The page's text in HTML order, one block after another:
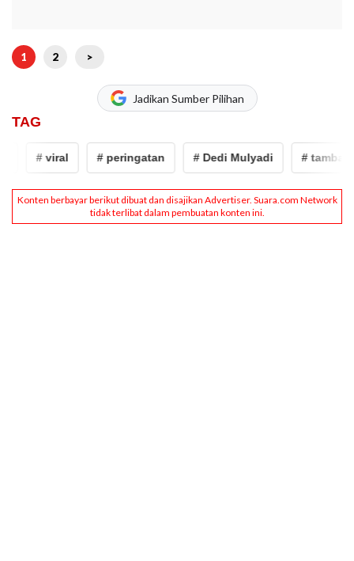
1 2 >
Jadikan Sumber Pilihan
TAG
# viral # peringatan # Dedi Mulyadi # tambang